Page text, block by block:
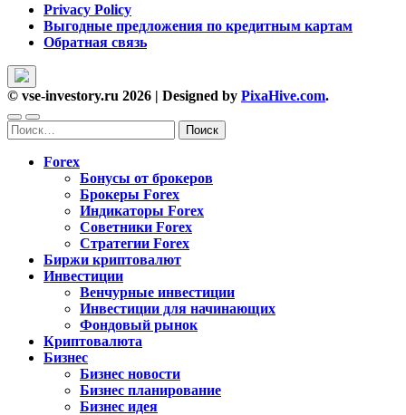
Privacy Policy
Выгодные предложения по кредитным картам
Обратная связь
© vse-investory.ru 2026 | Designed by PixaHive.com.
Найти:
Forex
Бонусы от брокеров
Брокеры Forex
Индикаторы Forex
Советники Forex
Стратегии Forex
Биржи криптовалют
Инвестиции
Венчурные инвестиции
Инвестиции для начинающих
Фондовый рынок
Криптовалюта
Бизнес
Бизнес новости
Бизнес планирование
Бизнес идея